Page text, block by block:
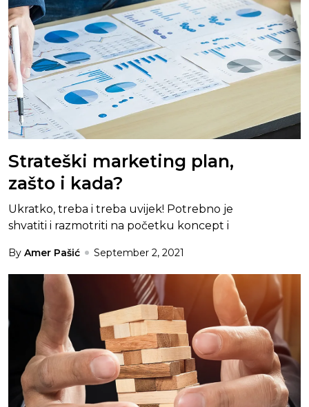
Strateški marketing plan,
zašto i kada?
Ukratko, treba i treba uvijek! Potrebno je
shvatiti i razmotriti na početku koncept i
By Amer Pašić September 2, 2021